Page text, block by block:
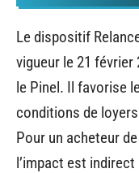
Le dispositif
vigueur le 21
le Pinel. Il favorise
conditions de
Pour un acheteur
l’impact est